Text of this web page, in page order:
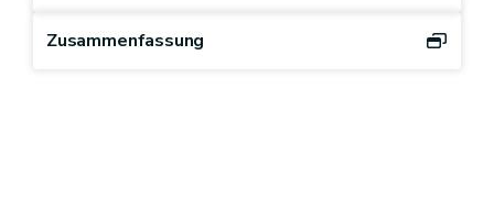
Zusammenfassung